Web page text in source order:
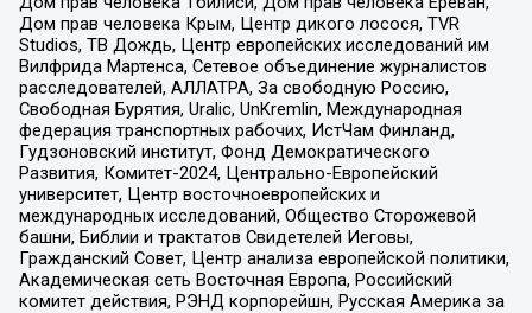
Дом прав человека Крым, Центр дикого лосося, TVR
Studios, ТВ Дождь, Центр европейских исследований им
Вилфрида Мартенса, Сетевое объединение журналистов
расследователей, АЛЛАТРА, За свободную Россию,
Свободная Бурятия, Uralic, UnKremlin, Международная
федерация транспортных рабочих, ИстЧам Финланд,
Гудзоновский институт, Фонд Демократического
Развития, Комитет-2024, Центрально-Европейский
университет, Центр восточноевропейских и
международных исследований, Общество Сторожевой
башни, Библии и трактатов Свидетелей Иеговы,
Гражданский Совет, Центр анализа европейской политики,
Академическая сеть Восточная Европа, Российский
комитет действия, РЭНД корпорейшн, Русская Америка за